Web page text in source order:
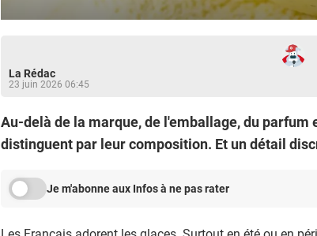
La Rédac
23 juin 2026 06:45
Au-delà de la marque, de l'emballage, du parfum
distinguent par leur composition. Et un détail
Je m'abonne aux Infos à ne pas rater